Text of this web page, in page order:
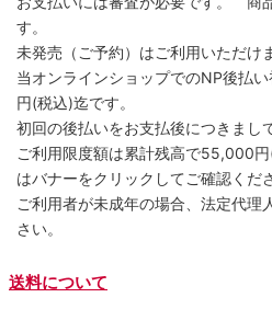
す。
未発売（ご予約）はご利用いただけ
当オンラインショップでのNP後払
円(税込)迄です。
初回の後払いをお支払後につきまし
ご利用限度額は累計残高で55,000
はバナーをクリックしてご確認くだ
ご利用者が未成年の場合、法定代理
さい。
送料について